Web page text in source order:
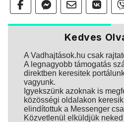
Kedves
A Vadhajtások.hu csak
A legnagyobb támogatás
direktben keresitek
vagyunk.
Igyekszünk azoknak is
közösségi oldalakon
elindítottuk a Messenger
Közvetlenül elküldjük